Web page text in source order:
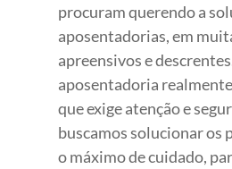
procuram querendo a
aposentadorias, em
apreensivos e
aposentadoria
que exige atenção e
buscamos solucionar os
o máximo de cuidado,